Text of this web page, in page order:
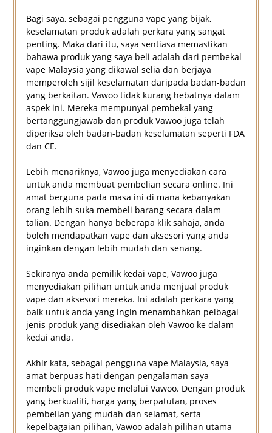
Bagi saya, sebagai pengguna vape yang bijak,
keselamatan produk adalah perkara yang sangat
penting. Maka dari itu, saya sentiasa memastikan
bahawa produk yang saya beli adalah dari pembekal
vape Malaysia yang dikawal selia dan berjaya
memperoleh sijil keselamatan daripada badan-badan
yang berkaitan. Vawoo tidak kurang hebatnya dalam
aspek ini. Mereka mempunyai pembekal yang
bertanggungjawab dan produk Vawoo juga telah
diperiksa oleh badan-badan keselamatan seperti FDA
dan CE.
Lebih menariknya, Vawoo juga menyediakan cara
untuk anda membuat pembelian secara online. Ini
amat berguna pada masa ini di mana kebanyakan
orang lebih suka membeli barang secara dalam
talian. Dengan hanya beberapa klik sahaja, anda
boleh mendapatkan vape dan aksesori yang anda
inginkan dengan lebih mudah dan senang.
Sekiranya anda pemilik kedai vape, Vawoo juga
menyediakan pilihan untuk anda menjual produk
vape dan aksesori mereka. Ini adalah perkara yang
baik untuk anda yang ingin menambahkan pelbagai
jenis produk yang disediakan oleh Vawoo ke dalam
kedai anda.
Akhir kata, sebagai pengguna vape Malaysia, saya
amat berpuas hati dengan pengalaman saya
membeli produk vape melalui Vawoo. Dengan produk
yang berkualiti, harga yang berpatutan, proses
pembelian yang mudah dan selamat, serta
kepelbagaian pilihan, Vawoo adalah pilihan utama